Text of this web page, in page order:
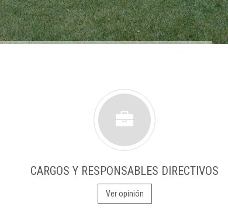
CARGOS Y RESPONSABLES DIRECTIVOS
Ver opinión